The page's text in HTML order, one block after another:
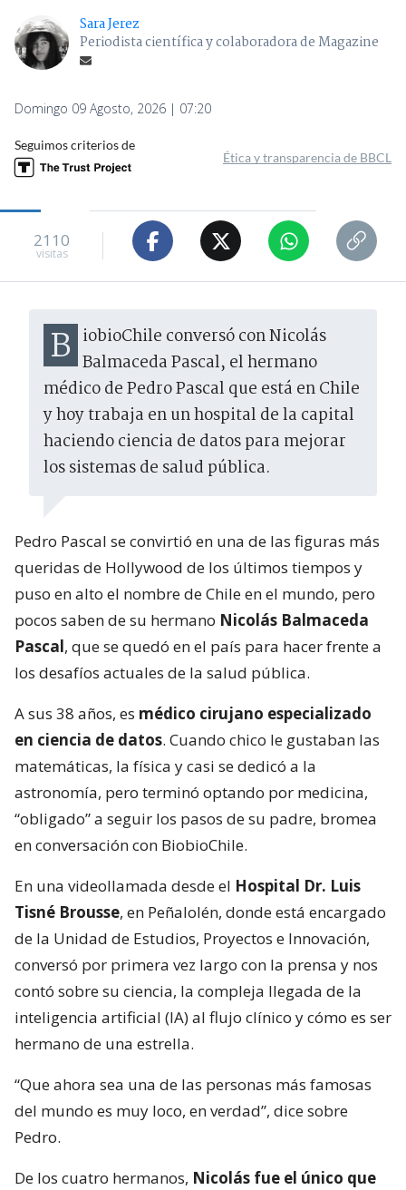
Sara Jerez
Periodista científica y colaboradora de Magazine
Domingo 09 Agosto, 2026 | 07:20
Seguimos criterios de
Ética y transparencia de BBCL
2110
visitas
BiobioChile conversó con Nicolás Balmaceda Pascal, el hermano
médico de Pedro Pascal que está en Chile
y hoy trabaja en un hospital de la capital
haciendo ciencia de datos para mejorar
los sistemas de salud pública.
Pedro Pascal se convirtió en una de las figuras más
queridas de Hollywood de los últimos tiempos y
puso en alto el nombre de Chile en el mundo, pero
pocos saben de su hermano Nicolás Balmaceda
Pascal, que se quedó en el país para hacer frente a
los desafíos actuales de la salud pública.
A sus 38 años, es médico cirujano especializado
en ciencia de datos. Cuando chico le gustaban las
matemáticas, la física y casi se dedicó a la
astronomía, pero terminó optando por medicina,
“obligado” a seguir los pasos de su padre, bromea
en conversación con BiobioChile.
En una videollamada desde el Hospital Dr. Luis
Tisné Brousse, en Peñalolén, donde está encargado
de la Unidad de Estudios, Proyectos e Innovación,
conversó por primera vez largo con la prensa y nos
contó sobre su ciencia, la compleja llegada de la
inteligencia artificial (IA) al flujo clínico y cómo es ser
hermano de una estrella.
“Que ahora sea una de las personas más famosas
del mundo es muy loco, en verdad”, dice sobre
Pedro.
De los cuatro hermanos, Nicolás fue el único que